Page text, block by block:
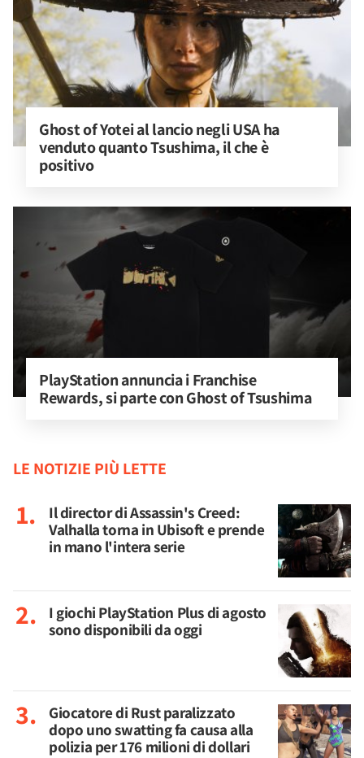
Ghost of Yotei al lancio negli USA ha
venduto quanto Tsushima, il che è
positivo
PlayStation annuncia i Franchise
Rewards, si parte con Ghost of Tsushima
LE NOTIZIE PIÙ LETTE
Il director di Assassin's Creed:
Valhalla torna in Ubisoft e prende
in mano l'intera serie
I giochi PlayStation Plus di agosto
sono disponibili da oggi
Giocatore di Rust paralizzato
dopo uno swatting fa causa alla
polizia per 176 milioni di dollari